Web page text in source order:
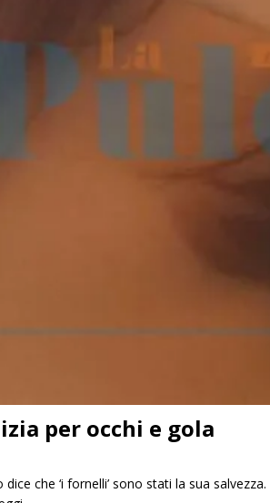
per occhi e gola
che ‘i fornelli’ sono stati la sua